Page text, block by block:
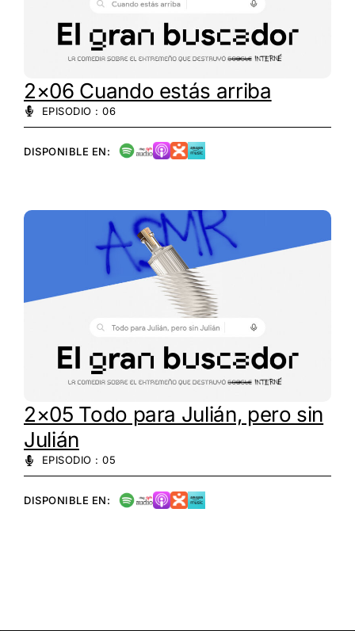
2×06 Cuando estás arriba
EPISODIO : 06
DISPONIBLE EN:
2×05 Todo para Julián, pero sin
Julián
EPISODIO : 05
DISPONIBLE EN: